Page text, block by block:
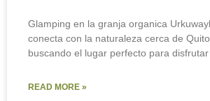
Glamping en la granja organica
conecta con la naturaleza cerca de
buscando el lugar perfecto para
READ MORE »